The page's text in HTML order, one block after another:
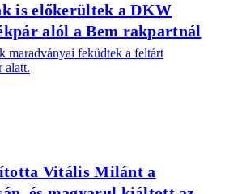
is előkerültek a DKW
alól a Bem rakpartnál
maradványai feküdtek a feltárt
alatt.
Vitális Milánt a